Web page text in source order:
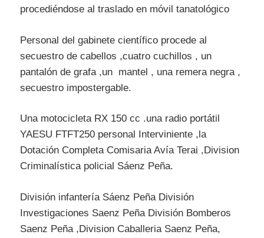
procediéndose al traslado en móvil tanatológico
Personal del gabinete científico procede al
secuestro de cabellos ,cuatro cuchillos , un
pantalón de grafa ,un mantel , una remera negra ,
secuestro impostergable.
Una motocicleta RX 150 cc .una radio portátil
YAESU FTFT250 personal Interviniente ,la
Dotación Completa Comisaria Avía Terai ,Division
Criminalística policial Sáenz Peña.
División infantería Sáenz Peña División
Investigaciones Saenz Peña División Bomberos
Saenz Peña ,Division Caballeria Saenz Peña,